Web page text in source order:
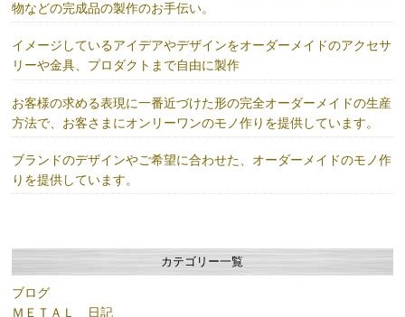
物などの完成品の製作のお手伝い。
イメージしているアイデアやデザインをオーダーメイドのアクセサ
リーや金具、プロダクトまで自由に製作
お客様の求める表現に一番近づけた形の完全オーダーメイドの生産
方法で、お客さまにオンリーワンのモノ作りを提供しています。
ブランドのデザインやご希望に合わせた、オーダーメイドのモノ作
りを提供しています。
カテゴリー一覧
ブログ
ＭＥＴＡＬ 日記